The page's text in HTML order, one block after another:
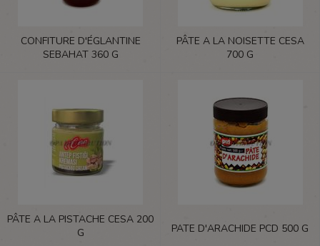
CONFITURE D'ÉGLANTINE
SEBAHAT 360 G
PÂTE A LA NOISETTE CESA
700 G
PÂTE A LA PISTACHE CESA 200
G
PATE D'ARACHIDE PCD 500 G